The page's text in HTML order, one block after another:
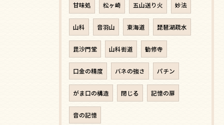
甘味処 松ヶ崎 五山送り火 妙法
山科 音羽山 東海道 琵琶湖疏水
毘沙門堂 山科街道 勧修寺
口金の精度 バネの強さ パチン
がま口の構造 閉じる 記憶の扉
音の記憶